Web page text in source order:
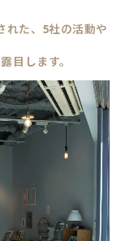
れた、5社の活動や
します。